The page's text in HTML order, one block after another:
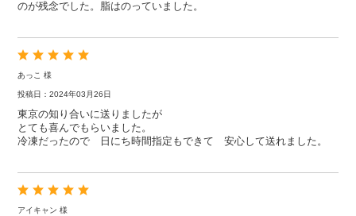
のが残念でした。脂はのっていました。
あっこ 様
投稿日：2024年03月26日
東京の知り合いに送りましたが
とても喜んでもらいました。
冷凍だったので 日にち時間指定もできて 安心して送れました。
アイキャン 様